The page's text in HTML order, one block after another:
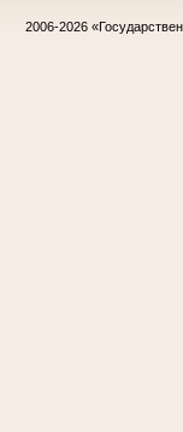
2006-2026